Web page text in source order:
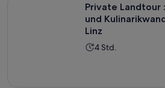
Private Landtour
und
Linz
Die
4 Std.